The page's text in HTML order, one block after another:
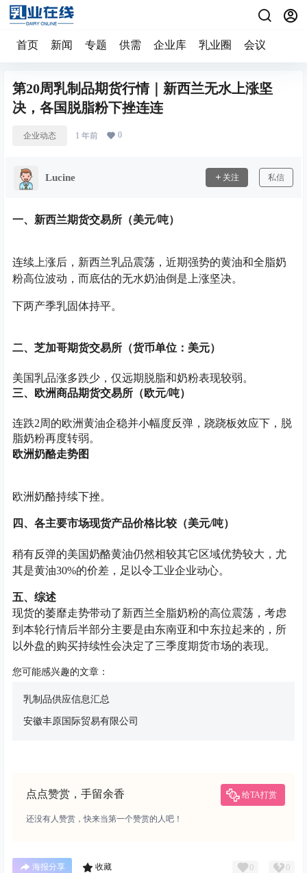
首页 新闻 专题 供需 企业库 乳业圈 会议
第20周乳制品期货行情｜新西兰无水上涨坚
决，各国脱脂粉下挫连连
企业动态 1 年前 0
Lucine 关注 私信
一、新西兰期货交易所（美元/吨）
连续上涨后，新西兰乳品震荡，近期强势的黄油和全脂奶
粉高位波动，而底估的无水奶油倒是上涨坚决。
下两产季乳固体持平。
二、芝加哥期货交易所（货币单位：美元）
美国乳品涨多跌少，仅远期脱脂和奶粉表现较弱。
三、欧洲商品期货交易所（欧元/吨）
连跌2周的欧洲黄油企稳并小幅度反弹，跷跷板效应下，脱
脂奶粉再度转弱。
欧洲奶酪走势图
欧洲奶酪持续下挫。
四、各主要市场现货产品价格比较（美元/吨）
稍有反弹的美国奶酪黄油仍然相较其它区域优势较大，尤
其是黄油30%的价差，足以令工业企业动心。
五、综述
现货的萎靡走势带动了新西兰全脂奶粉的高位震荡，考虑
到本轮行情后半部分主要是由东南亚和中东拉起来的，所
以外盘的购买持续性会决定了三季度期货市场的表现。
您可能感兴趣的文章：
乳制品供应信息汇总
安徽丰原国际贸易有限公司
点点赞赏，手留余香 给TA打赏
还没有人赞赏，快来当第一个赞赏的人吧！
海报分享 收藏 0 0